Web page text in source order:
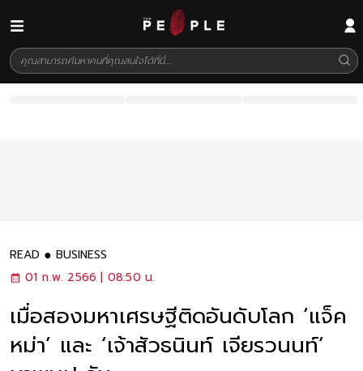
READ
BUSINESS
01 ก.พ. 2566 | 08:50 น.
เมื่อสองมหาเศรษฐีติดอันดับโลก ‘แจ็ค
หม่า’ และ ‘เจ้าสัวธนินท์ เจียรวนนท์’